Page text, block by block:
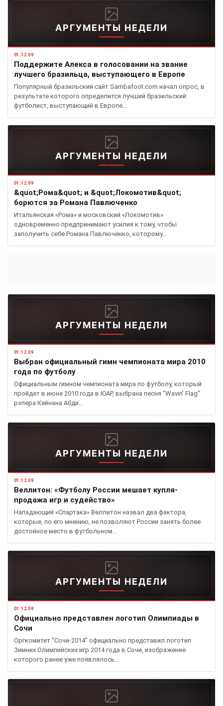
АРГУМЕНТЫ НЕДЕЛИ
01.12.09
Поддержите Алекса в голосовании на звание
лучшего бразильца, выступающего в Европе
Популярный бразильский сайт Sambafoot.соm начал опрос, в
результате которого определится лучший бразильский
футболист, выступающий в Европе…
АРГУМЕНТЫ НЕДЕЛИ
01.12.09
&quot;Рома&quot; и &quot;Локомотив&quot;
борются за Романа Павлюченко
Итальянская «Рома» и московский «Локомотив»
одновременно предпринимают усилия к тому, чтобы
заполучить себе Романа Павлюченко, которому…
АРГУМЕНТЫ НЕДЕЛИ
01.12.09
Выбран официальный гимн чемпионата мира 2010
года по футболу
Официальным гимном чемпионата мира по футболу, который
пройдет в июне 2010 года в ЮАР, выбрана песня "Wavin' Flag"
рэпера Кейнана Абди…
АРГУМЕНТЫ НЕДЕЛИ
01.12.09
Веллитон: «Футболу России мешает купля-
продажа игр и судейство»
Нападающий «Спартака» Веллитон назвал два фактора,
которые, по его мнению, не позволяют России занять более
достойное место в футбольном…
АРГУМЕНТЫ НЕДЕЛИ
01.12.09
Официально представлен логотип Олимпиады в
Сочи
Оргкомитет "Сочи-2014" официально представил логотип
Зимних Олимпийских игр 2014 года в Сочи, изображение
которого ранее уже появлялось…